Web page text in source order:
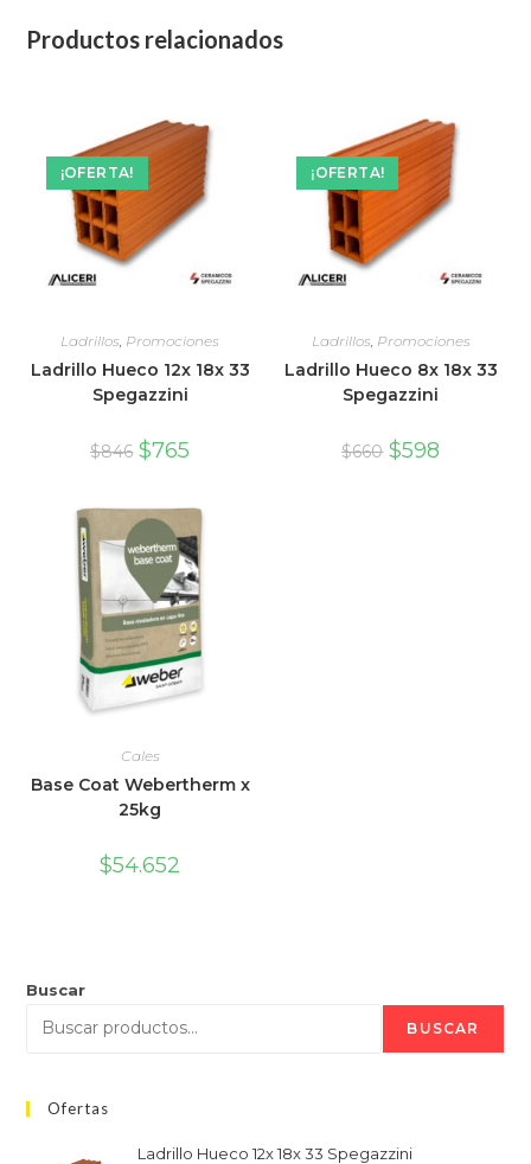
Productos relacionados
¡OFERTA!
Ladrillos Promociones
Ladrillo Hueco 12x 18x 33
Spegazzini
$846 $765
¡OFERTA!
Ladrillos Promociones
Ladrillo Hueco 8x 18x 33
Spegazzini
$660 $598
Cales
Base Coat Webertherm x
25kg
$54.652
Buscar
BUSCAR
Ofertas
Ladrillo Hueco 12x 18x 33 Spegazzini